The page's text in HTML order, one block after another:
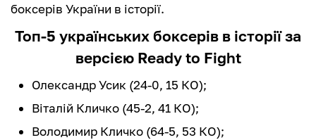
боксерів України в історії.
Топ-5 українських боксерів в історії за
версією Ready to Fight
Олександр Усик (24-0, 15 КО);
Віталій Кличко (45-2, 41 КО);
Володимир Кличко (64-5, 53 КО);